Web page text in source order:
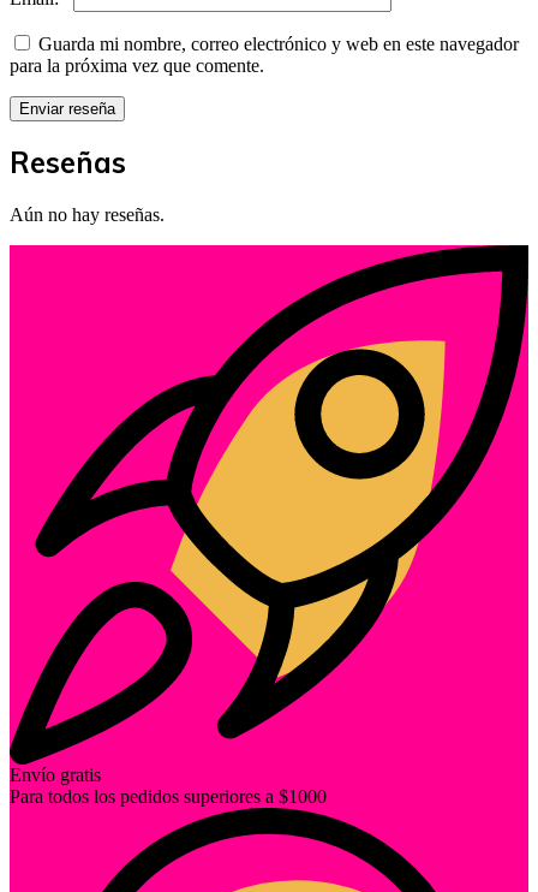
Guarda mi nombre, correo electrónico y web en este navegador
para la próxima vez que comente.
Reseñas
Aún no hay reseñas.
Envío gratis
Para todos los pedidos superiores a $1000